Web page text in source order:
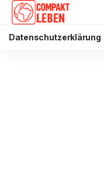
Datenschutzerklärung